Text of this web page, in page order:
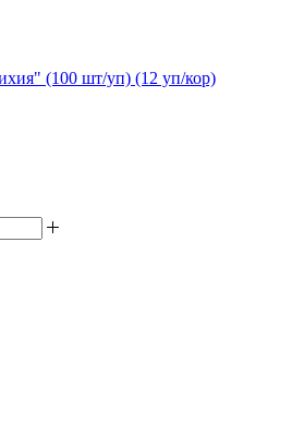
(100 шт/уп) (12 уп/кор)